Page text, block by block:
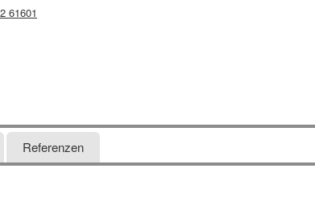
61601
Referenzen